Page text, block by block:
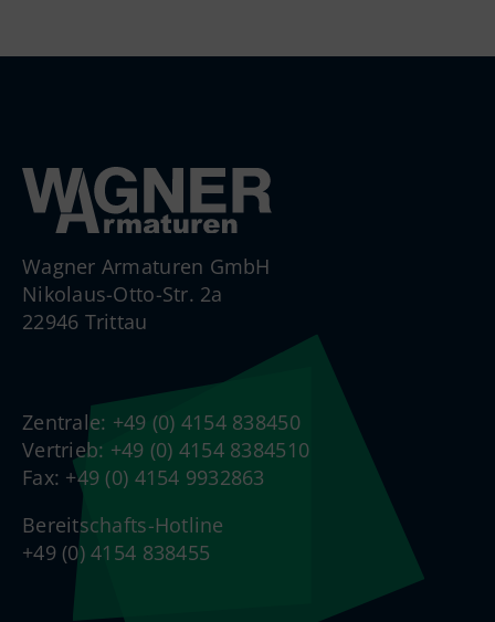
Wagner Armaturen GmbH
Nikolaus-Otto-Str. 2a
22946 Trittau
Zentrale: +49 (0) 4154 838450
Vertrieb: +49 (0) 4154 8384510
Fax: +49 (0) 4154 9932863
Bereitschafts-Hotline
+49 (0) 4154 838455